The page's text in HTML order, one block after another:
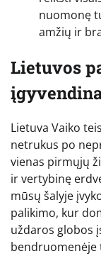
nuomonę
amžių ir
Lietuvos
Lietuva Vaiko
netrukus po
vienas pirmųjų
ir vertybinę
mūsų šalyje
palikimo, kur
uždaros globos
bendruomenėje